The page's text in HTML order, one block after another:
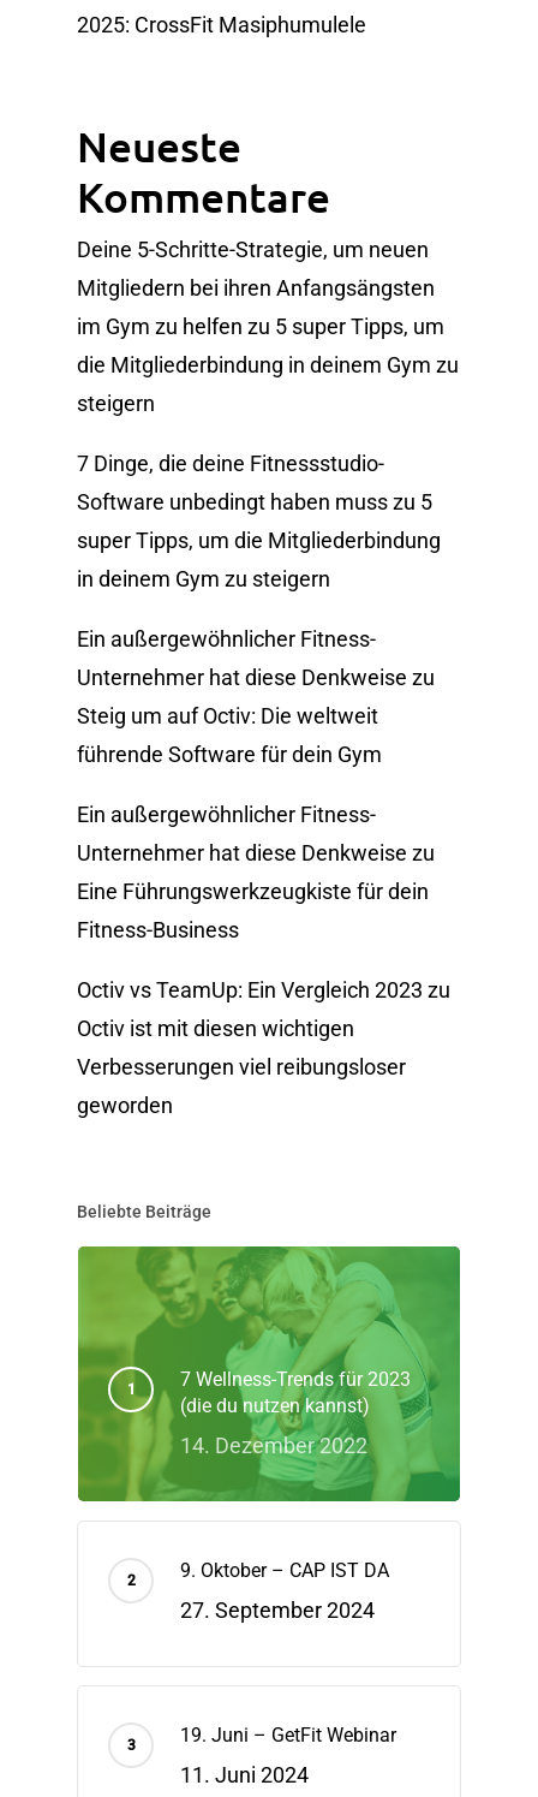
2025: CrossFit Masiphumulele
Neueste
Kommentare
Deine 5-Schritte-Strategie, um neuen
Mitgliedern bei ihren Anfangsängsten
im Gym zu helfen zu 5 super Tipps, um
die Mitgliederbindung in deinem Gym zu
steigern
7 Dinge, die deine Fitnessstudio-
Software unbedingt haben musszu 5
super Tipps, um die Mitgliederbindung
in deinem Gym zu steigern
Ein außergewöhnlicher Fitness-
Unternehmer hat diese Denkweise zu
Steig um auf Octiv: Die weltweit
führende Software für dein Gym
Ein außergewöhnlicher Fitness-
Unternehmer hat diese Denkweise zu
Eine Führungswerkzeugkiste für dein
Fitness-Business
Octiv vs TeamUp: Ein Vergleich 2023 zu
Octiv ist mit diesen wichtigen
Verbesserungen viel reibungsloser
geworden
Beliebte Beiträge
7 Wellness-Trends für 2023
(die du nutzen kannst)
14. Dezember 2022
9. Oktober – CAP IST DA
27. September 2024
19. Juni – GetFit Webinar
11. Juni 2024